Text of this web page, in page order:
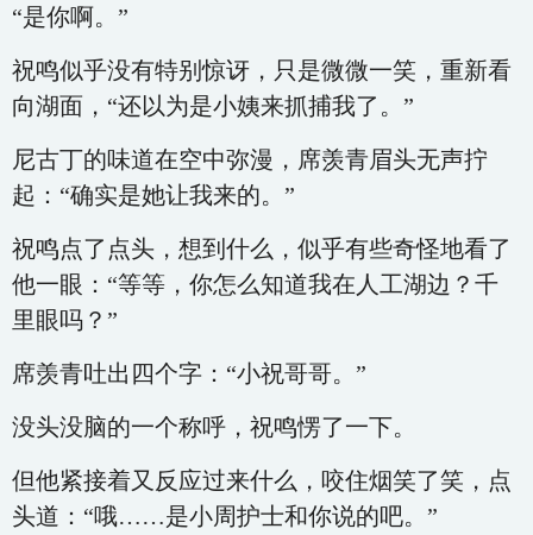
“是你啊。”
祝鸣似乎没有特别惊讶，只是微微一笑，重新看
向湖面，“还以为是小姨来抓捕我了。”
尼古丁的味道在空中弥漫，席羡青眉头无声拧
起：“确实是她让我来的。”
祝鸣点了点头，想到什么，似乎有些奇怪地看了
他一眼：“等等，你怎么知道我在人工湖边？千
里眼吗？”
席羡青吐出四个字：“小祝哥哥。”
没头没脑的一个称呼，祝鸣愣了一下。
但他紧接着又反应过来什么，咬住烟笑了笑，点
头道：“哦……是小周护士和你说的吧。”